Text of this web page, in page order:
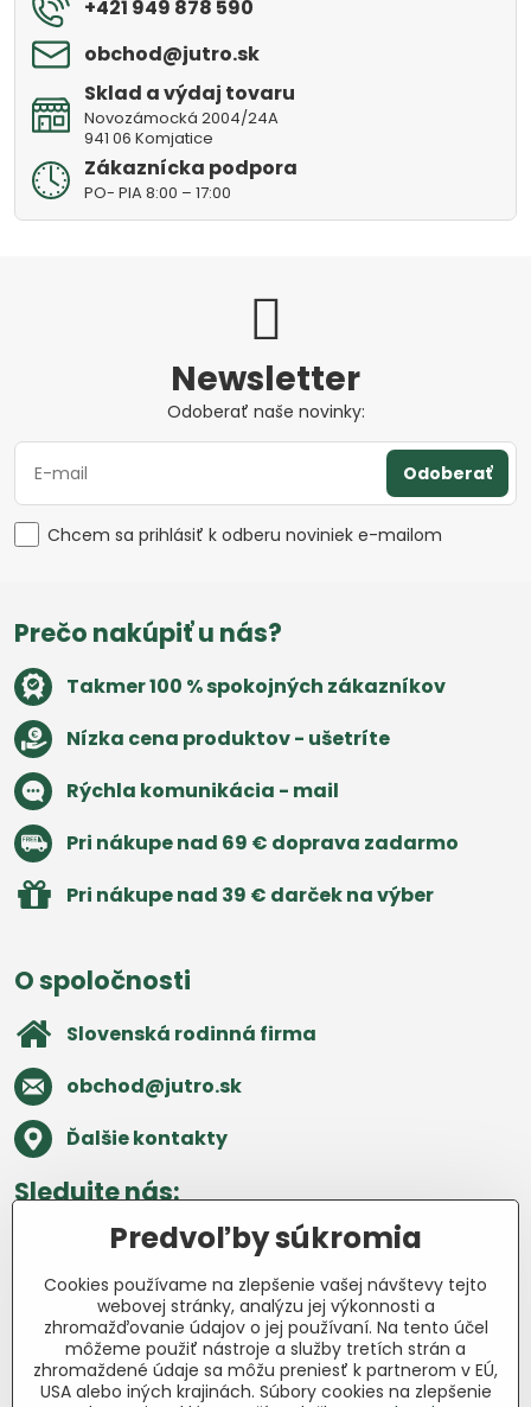
+421 949 878 590
obchod​@jutro​.sk
Sklad a výdaj tovaru
Novozámocká 2004/24A
941 06 Komjatice
Zákaznícka podpora
PO- PIA 8:00 – 17:00
Newsletter
Odoberať naše novinky:
Odoberať
Chcem sa prihlásiť k odberu noviniek e-mailom
Prečo nakúpiť u nás?
Takmer 100 % spokojných zákazníkov
Nízka cena produktov - ušetríte
Rýchla komunikácia - mail
Pri nákupe nad 69 € doprava zadarmo
Pri nákupe nad 39 € darček na výber
O spoločnosti
Slovenská rodinná firma
obchod​@jutro​.sk
Ďalšie kontakty
Sledujte nás:
Facebook Pinterest Instagram Blog
Všetko o nákupe
Ďakujeme za podporu
Predvoľby súkromia
Cookies používame na zlepšenie vašej návštevy tejto
webovej stránky, analýzu jej výkonnosti a
zhromažďovanie údajov o jej používaní. Na tento účel
môžeme použiť nástroje a služby tretích strán a
zhromaždené údaje sa môžu preniesť k partnerom v EÚ,
USA alebo iných krajinách. Súbory cookies na zlepšenie